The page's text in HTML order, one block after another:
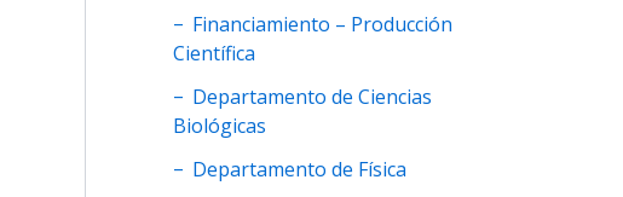
Financiamiento – Producción
Científica
Departamento de Ciencias
Biológicas
Departamento de Física